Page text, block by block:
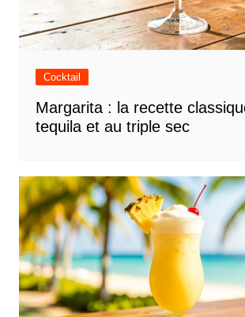
Cocktail
Margarita : la recette
tequila et au triple sec